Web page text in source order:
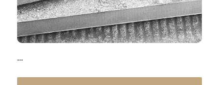
Kako izabrati pločice za kupatilo — kompletan
vodič za materijale, formate i trendove 2026
02.04.2026
...